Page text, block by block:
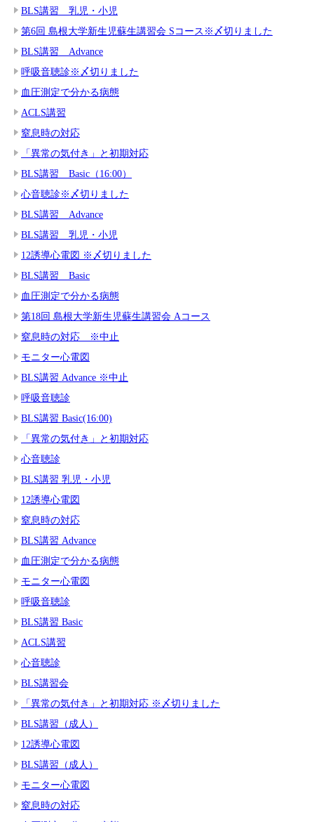
BLS講習 乳児・小児
第6回 島根大学新生児蘇生講習会 Sコース※〆切りました
BLS講習 Advance
呼吸音聴診※〆切りました
血圧測定で分かる病態
ACLS講習
窒息時の対応
「異常の気付き」と初期対応
BLS講習 Basic（16:00）
心音聴診※〆切りました
BLS講習 Advance
BLS講習 乳児・小児
12誘導心電図 ※〆切りました
BLS講習 Basic
血圧測定で分かる病態
第18回 島根大学新生児蘇生講習会 Aコース
窒息時の対応 ※中止
モニター心電図
BLS講習 Advance ※中止
呼吸音聴診
BLS講習 Basic(16:00)
「異常の気付き」と初期対応
心音聴診
BLS講習 乳児・小児
12誘導心電図
窒息時の対応
BLS講習 Advance
血圧測定で分かる病態
モニター心電図
呼吸音聴診
BLS講習 Basic
ACLS講習
心音聴診
BLS講習会
「異常の気付き」と初期対応 ※〆切りました
BLS講習（成人）
12誘導心電図
BLS講習（成人）
モニター心電図
窒息時の対応